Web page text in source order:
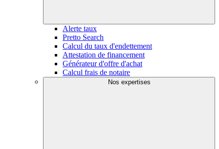
Alerte taux
Pretto Search
Calcul du taux d'endettement
Attestation de financement
Générateur d'offre d'achat
Calcul frais de notaire
Nos expertises